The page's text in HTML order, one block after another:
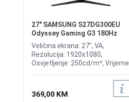
27" SAMSUNG S27DG300EU
Odyssey Gaming G3 180Hz
Display
Veličina ekrana: 27", VA,
Rezolucija: 1920x1080,
Osvjetljenje: 250cd/m², Vrijeme
180Hz, FreeSync, Kontrast:
DisplayPort 1.4
369,00 KM